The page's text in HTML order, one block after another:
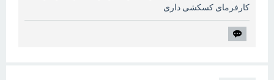
کارفرمای کسکشی داری